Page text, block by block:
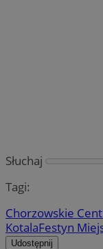
Słuchaj
Tagi:
Chorzowskie
KotalaFestyn
Udostępnij